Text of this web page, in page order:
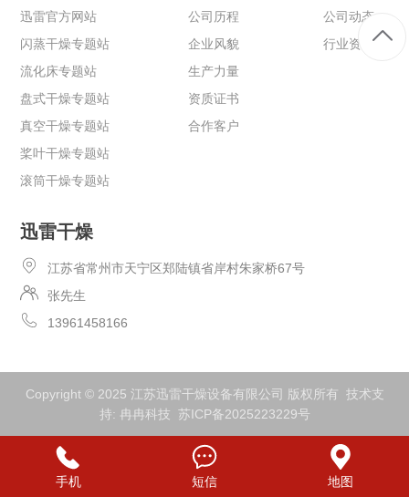
迅雷官方网站
闪蒸干燥专题站
流化床专题站
盘式干燥专题站
真空干燥专题站
桨叶干燥专题站
滚筒干燥专题站
公司历程
企业风貌
生产力量
资质证书
合作客户
公司动态
行业资讯
迅雷干燥
江苏省常州市天宁区郑陆镇省岸村朱家桥67号
张先生
13961458166
Copyright © 2025 江苏迅雷干燥设备有限公司 版权所有 技术支
持: 冉冉科技 苏ICP备2025223229号
手机 短信 地图